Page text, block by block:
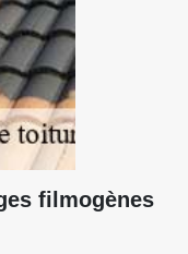
filmogènes